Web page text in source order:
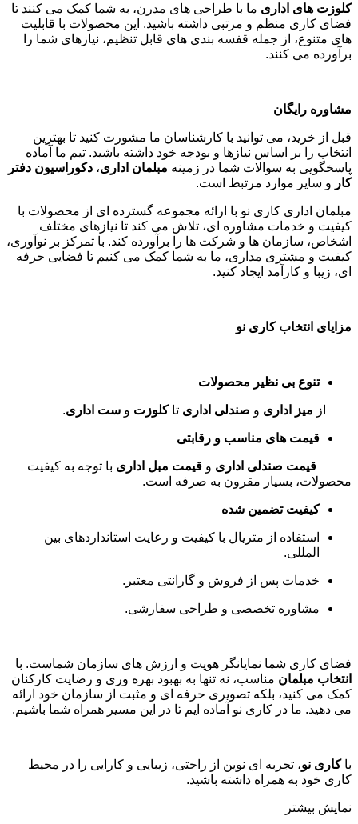
کلوزت های اداری ما با طراحی های مدرن، به شما کمک می کنند تا
فضای کاری منظم و مرتبی داشته باشید. این محصولات با قابلیت
های متنوع، از جمله قفسه بندی های قابل تنظیم، نیازهای شما را
برآورده می کنند.
مشاوره رایگان
قبل از خرید، می توانید با کارشناسان ما مشورت کنید تا بهترین
انتخاب را بر اساس نیازها و بودجه خود داشته باشید. تیم ما آماده
پاسخگویی به سوالات شما در زمینه مبلمان اداری، دکوراسیون دفتر
کار و سایر موارد مرتبط است.
مبلمان اداری کاری نو با ارائه مجموعه گسترده ای از محصولات با
کیفیت و خدمات مشاوره ای، تلاش می کند تا نیازهای مختلف
اشخاص، سازمان ها و شرکت ها را برآورده کند. با تمرکز بر نوآوری،
کیفیت و مشتری مداری، ما به شما کمک می کنیم تا فضایی حرفه
ای، زیبا و کارآمد ایجاد کنید.
مزایای انتخاب کاری نو
تنوع بی نظیر محصولات
از میز اداری و صندلی اداری تاکلوزت و ست اداری.
قیمت های مناسب و رقابتی
قیمت صندلی اداری و قیمت مبل اداری با توجه به کیفیت
محصولات، بسیار مقرون به صرفه است.
کیفیت تضمین شده
استفاده از متریال با کیفیت و رعایت استانداردهای بین
المللی.
خدمات پس از فروش و گارانتی معتبر .
مشاوره تخصصی و طراحی سفارشی.
فضای کاری شما نمایانگر هویت و ارزش های سازمان شماست. با
انتخاب مبلمان مناسب، نه تنها به بهبود بهره وری و رضایت کارکنان
کمک می کنید، بلکه تصویری حرفه ای و مثبت از سازمان خود ارائه
می دهید. ما در کاری نو آماده ایم تا در این مسیر همراه شما باشیم.
باکاری نو، تجربه ای نوین از راحتی، زیبایی و کارایی را در محیط
کاری خود به همراه داشته باشید.
نمایش بیشتر